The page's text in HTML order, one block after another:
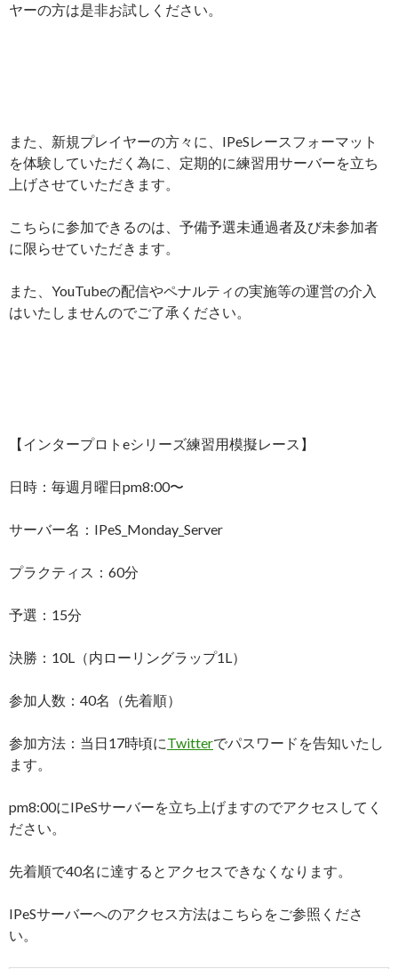
ヤーの方は是非お試しください。
また、新規プレイヤーの方々に、IPeSレースフォーマット
を体験していただく為に、定期的に練習用サーバーを立ち
上げさせていただきます。
こちらに参加できるのは、予備予選未通過者及び未参加者
に限らせていただきます。
また、YouTubeの配信やペナルティの実施等の運営の介入
はいたしませんのでご了承ください。
【インタープロトeシリーズ練習用模擬レース】
日時：毎週月曜日pm8:00〜
サーバー名：IPeS_Monday_Server
プラクティス：60分
予選：15分
決勝：10L（内ローリングラップ1L）
参加人数：40名（先着順）
参加方法：当日17時頃にTwitterでパスワードを告知いたし
ます。
pm8:00にIPeSサーバーを立ち上げますのでアクセスしてく
ださい。
先着順で40名に達するとアクセスできなくなります。
IPeSサーバーへのアクセス方法はこちらをご参照くださ
い。